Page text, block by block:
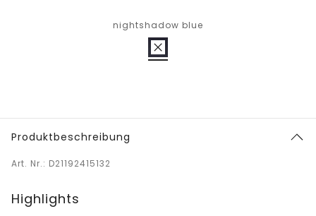
nightshadow blue
Produktbeschreibung
Art. Nr.: D21192415132
Highlights